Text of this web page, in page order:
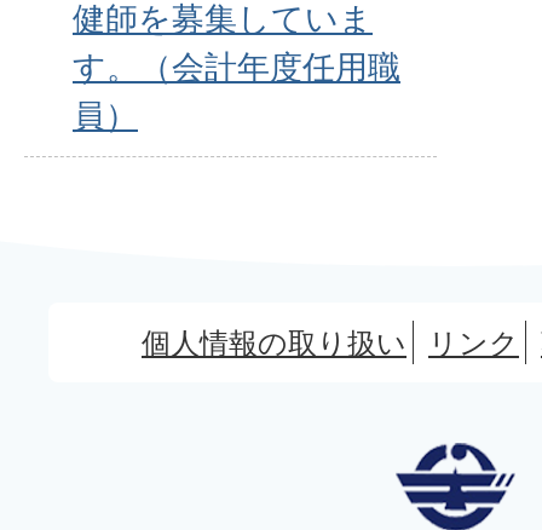
健師を募集していま
す。（会計年度任用職
員）
個人情報の取り扱い リンク